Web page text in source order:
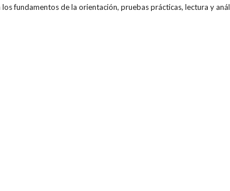
fundamentos de la orientación, pruebas prácticas, lectura y